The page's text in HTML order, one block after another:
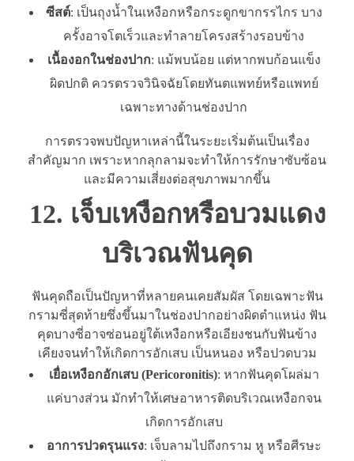
ซีสต์: เป็นถุงน้ำในเหงือกหรือกระดูกขากรรไกร บาง
ครั้งอาจโตเร็วและทำลายโครงสร้างรอบข้าง
เนื้องอกในช่องปาก: แม้พบน้อย แต่หากพบก้อนแข็ง
ผิดปกติ ควรตรวจวินิจฉัยโดยทันตแพทย์หรือแพทย์
เฉพาะทางด้านช่องปาก
การตรวจพบปัญหาเหล่านี้ในระยะเริ่มต้นเป็นเรื่อง
สำคัญมาก เพราะหากลุกลามจะทำให้การรักษาซับซ้อน
และมีความเสี่ยงต่อสุขภาพมากขึ้น
12. เจ็บเหงือกหรือบวมแดง
บริเวณฟันคุด
ฟันคุดถือเป็นปัญหาที่หลายคนเคยสัมผัส โดยเฉพาะฟัน
กรามซี่สุดท้ายซึ่งขึ้นมาในช่องปากอย่างผิดตำแหน่ง ฟัน
คุดบางซี่อาจซ่อนอยู่ใต้เหงือกหรือเอียงชนกับฟันข้าง
เคียงจนทำให้เกิดการอักเสบ เป็นหนอง หรือปวดบวม
เยื่อเหงือกอักเสบ (Pericoronitis): หากฟันคุดโผล่มา
แค่บางส่วน มักทำให้เศษอาหารติดบริเวณเหงือกจน
เกิดการอักเสบ
อาการปวดรุนแรง: เจ็บลามไปถึงกราม หู หรือศีรษะ